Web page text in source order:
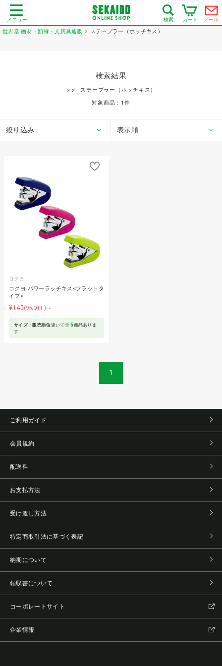
メニュー 検索 カート メール
世界堂 画材・額縁・文房具通販 ステープラー（ホッチキス）
検索結果
タグ： ステープラー（ホッチキス）
対象商品： 1 件
絞り込み 表示順
コクヨ
コクヨ パワーラッチキス<フラットタ
イプ>
¥145(9%OFF)～
サイズ・販売単位違いで全5商品ありま
す
1
ご利用ガイド
会員規約
配送料
お支払方法
受け渡し方法
特定商取引法に基づく表記
納期について
領収書について
コーポレートサイト
企業情報